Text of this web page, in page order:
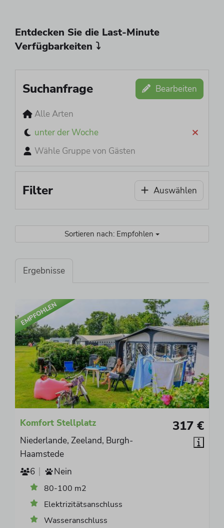
Entdecken Sie die Last-Minute
Verfügbarkeiten ⤵
Suchanfrage Bearbeiten
Alle Arten
unter der Woche
Wähle Gruppe von Gästen
Filter Auswählen
Sortieren nach: Empfohlen
Ergebnisse
EMPFOHLEN
317 €
Komfort Stellplatz
Niederlande, Zeeland, Burgh-
Haamstede
6
Nein
80-100 m2
Elektrizitätsanschluss
Wasseranschluss